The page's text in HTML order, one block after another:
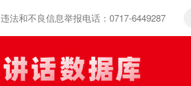
违法和不良信息举报电话：0717-6449287